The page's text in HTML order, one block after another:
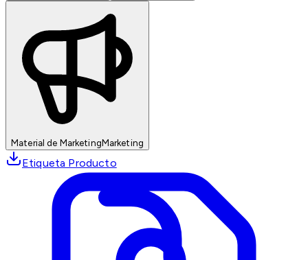
Material de MarketingMarketing
Etiqueta Producto